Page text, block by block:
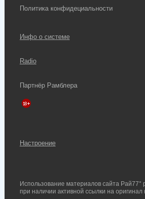
Политика конфидециальности
Инфо о системе
Radio
Партнёр Рамблера
Настроение
Использование материалов сайта Рай77°
при наличии активной ссылки на оригинал